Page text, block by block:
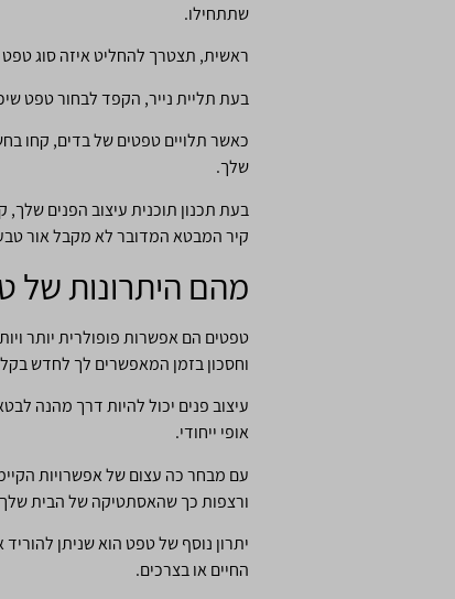
שתתחילו.
ראשית, תצטרך להחליט איזה סוג טפט
בעת תליית נייר, הקפד לבחור טפט
כאשר תלויים טפטים של בדים, קחו
שלך.
בעת תכנון תוכנית עיצוב הפנים
קיר המבטא המדובר לא מקבל אור
מהם היתרונות של
טפטים הם אפשרות פופולרית יותר
וחסכון בזמן המאפשרים לך לחדש
עיצוב פנים יכול להיות דרך מהנה
אופי ייחודי.
עם מבחר כה עצום של אפשרויות
ורצפות כך שהאסתטיקה של הבית
יתרון נוסף של טפט הוא שניתן
החיים או בצרכים.